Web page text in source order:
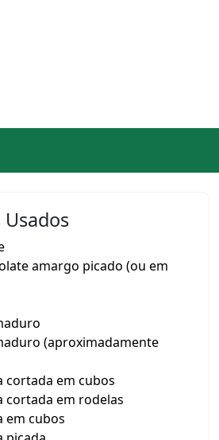
amargo picado (ou em
(aproximadamente
cortada em cubos
cortada em rodelas
em cubos